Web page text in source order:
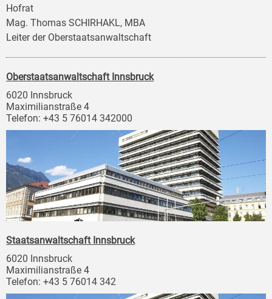
Hofrat
Mag. Thomas SCHIRHAKL, MBA
Leiter der Oberstaatsanwaltschaft
Oberstaatsanwaltschaft Innsbruck
6020 Innsbruck
Maximilianstraße 4
Telefon: +43 5 76014 342000
Staatsanwaltschaft Innsbruck
6020 Innsbruck
Maximilianstraße 4
Telefon: +43 5 76014 342